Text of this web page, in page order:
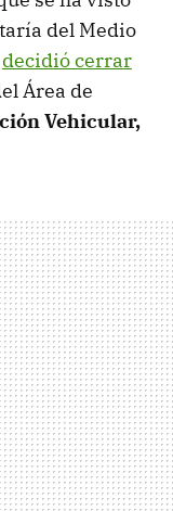
del Medio
decidió cerrar
Área de
Vehicular,